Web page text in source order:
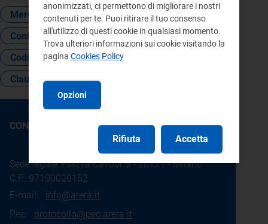
Mercato libero
Cambio venditore
Contratto
Codice di condotta commerciale
Clausole contrattuali
CONTATTI
Sede legale: Piazza Cavour 5 - 20121 - Milano
C.F.: 97190020152
E-mail: info@arera.it
Pec: protocollo@pec.arera.it
anonimizzati, ci permettono di migliorare i nostri
contenuti per te. Puoi ritirare il tuo consenso
all'utilizzo di questi cookie in qualsiasi momento.
Trova ulteriori informazioni sui cookie visitando la
pagina Cookies Policy
Opzioni
Rifiuta Accetta